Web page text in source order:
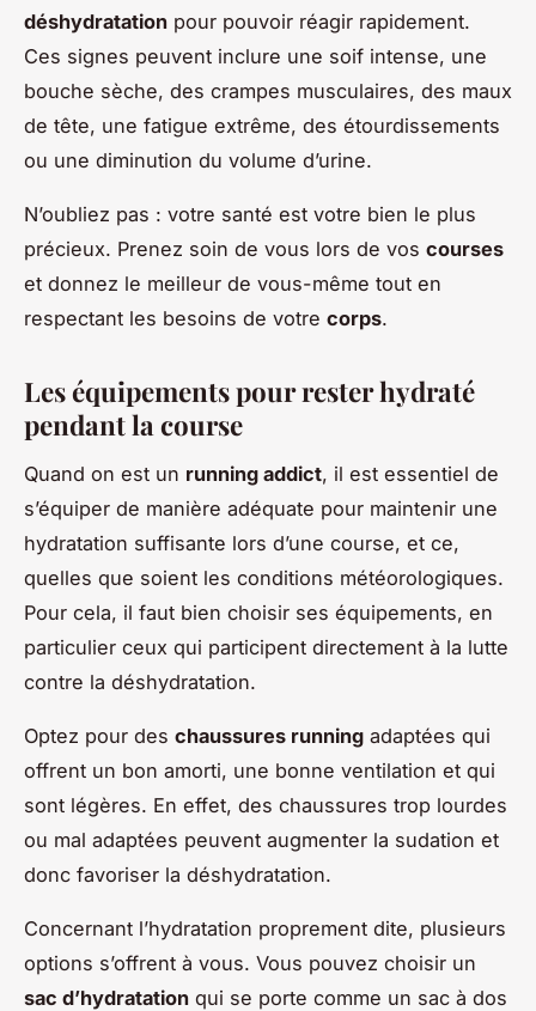
déshydratation pour pouvoir réagir rapidement.
Ces signes peuvent inclure une soif intense, une
bouche sèche, des crampes musculaires, des maux
de tête, une fatigue extrême, des étourdissements
ou une diminution du volume d’urine.
N’oubliez pas : votre santé est votre bien le plus
précieux. Prenez soin de vous lors de vos courses
et donnez le meilleur de vous-même tout en
respectant les besoins de votre corps.
Les équipements pour rester hydraté
pendant la course
Quand on est un running addict, il est essentiel de
s’équiper de manière adéquate pour maintenir une
hydratation suffisante lors d’une course, et ce,
quelles que soient les conditions météorologiques.
Pour cela, il faut bien choisir ses équipements, en
particulier ceux qui participent directement à la lutte
contre la déshydratation.
Optez pour des chaussures running adaptées qui
offrent un bon amorti, une bonne ventilation et qui
sont légères. En effet, des chaussures trop lourdes
ou mal adaptées peuvent augmenter la sudation et
donc favoriser la déshydratation.
Concernant l’hydratation proprement dite, plusieurs
options s’offrent à vous. Vous pouvez choisir un
sac d’hydratation qui se porte comme un sac à dos